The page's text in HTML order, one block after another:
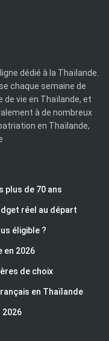
dédié à la Thaïlande.
chaque semaine de
vie en Thaïlande, et
à de nombreux
en Thaïlande,
plus de 70 ans
réel au départ
éligible ?
en 2026
de choix
en Thaïlande
2026